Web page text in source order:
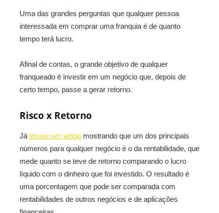
Uma das grandes perguntas que qualquer pessoa
interessada em comprar uma franquia é de quanto
tempo terá lucro.
Afinal de contas, o grande objetivo de qualquer
franqueado é investir em um negócio que, depois de
certo tempo, passe a gerar retorno.
Risco x Retorno
Já trouxe um artigo mostrando que um dos principais
números para qualquer negócio é o da rentabilidade, que
mede quanto se teve de retorno comparando o lucro
líquido com o dinheiro que foi investido. O resultado é
uma porcentagem que pode ser comparada com
rentabilidades de outros negócios e de aplicações